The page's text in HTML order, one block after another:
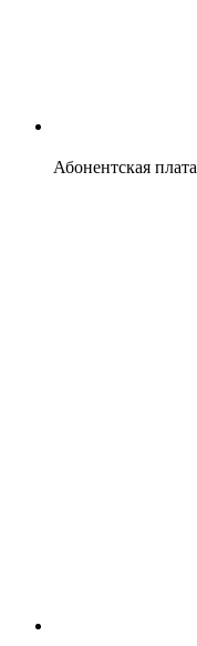
Абонентская плата